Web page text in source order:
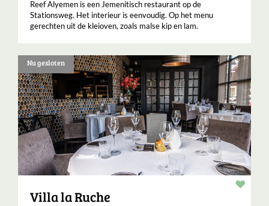
Reef Alyemen is een Jemenitisch restaurant op de
Stationsweg. Het interieur is eenvoudig. Op het menu
gerechten uit de kleioven, zoals malse kip en lam.
Nu gesloten
Villa la Ruche